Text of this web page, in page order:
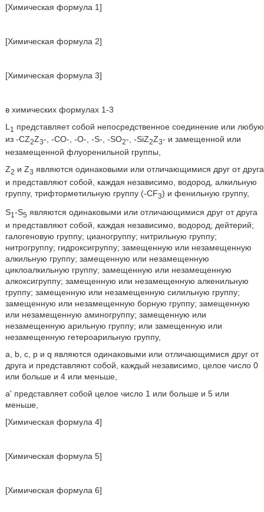
[Химическая формула 1]
[Химическая формула 2]
[Химическая формула 3]
в химических формулах 1-3
L 1
представляет собой непосредственное соединение или любую
из -СZ2Z3-, -СО-, -О-, -S-, -SО2-, -SiZ2Z3- и замещенной или
незамещенной флуоренильной группы,
Z2 и Z3 являются одинаковыми или отличающимися друг от друга
и представляют собой, каждая независимо, водород, алкильную
группу, трифторметильную группу (-СF3) и фенильную группу,
S1 -S5 являются одинаковыми или отличающимися друг от друга
и представляют собой, каждая независимо, водород; дейтерий;
галогеновую группу; цианогруппу; нитрильную группу;
нитрогруппу; гидроксигруппу; замещенную или незамещенную
алкильную группу; замещенную или незамещенную
циклоалкильную группу; замещенную или незамещенную
алкоксигруппу; замещенную или незамещенную алкенильную
группу; замещенную или незамещенную силильную группу;
замещенную или незамещенную борную группу; замещенную
или незамещенную аминогруппу; замещенную или
незамещенную арильную группу; или замещенную или
незамещенную гетероарильную группу,
а, b, с, р и q являются одинаковыми или отличающимися друг от
друга и представляют собой, каждый независимо, целое число 0
или больше и 4 или меньше,
а' представляет собой целое число 1 или больше и 5 или
меньше,
[Химическая формула 4]
[Химическая формула 5]
[Химическая формула 6]